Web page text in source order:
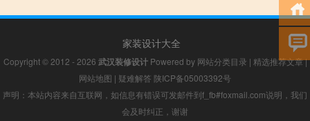
家装设计大全
Copyright © 2012 - 2026 武汉装修设计Powered by 网站分类目录 | 精选推荐文章|
网站地图 | 疑难解答 陕ICP备05003392号
声明：本站内容来自互联网，如信息有错误可发邮件到f_fb#foxmail.com说明，我们
会及时纠正，谢谢